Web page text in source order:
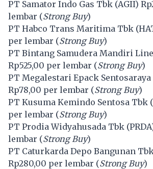
PT Samator Indo Gas Tbk (AGII)
lembar (Strong Buy)
PT Habco Trans Maritima Tbk (
per lembar (Strong Buy)
PT Bintang Samudera Mandiri
Rp525,00 per lembar (Strong Buy)
PT Megalestari Epack
Rp78,00 per lembar (Strong Buy)
PT Kusuma Kemindo Sentosa Tbk (
per lembar (Strong Buy)
PT Prodia Widyahusada Tbk (PRDA
lembar (Strong Buy)
PT Caturkarda Depo Bangunan
Rp280,00 per lembar (Strong Buy)